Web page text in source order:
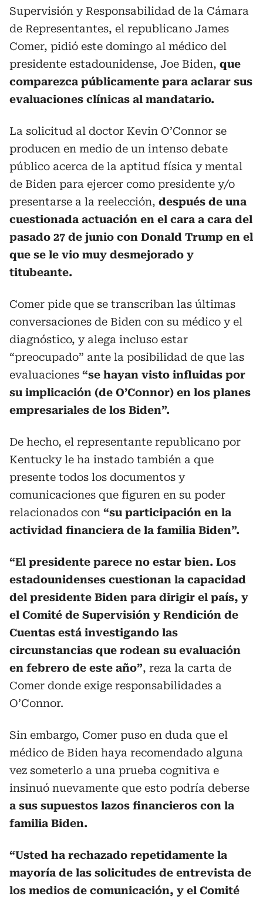
Supervisión y Responsabilidad de la Cámara
de Representantes, el republicano James
Comer, pidió este domingo al médico del
presidente estadounidense, Joe Biden, que
comparezca públicamente para aclarar sus
evaluaciones clínicas al mandatario.
La solicitud al doctor Kevin O’Connor se
producen en medio de un intenso debate
público acerca de la aptitud física y mental
de Biden para ejercer como presidente y/o
presentarse a la reelección, después de una
cuestionada actuación en el cara a cara del
pasado 27 de junio con Donald Trump en el
que se le vio muy desmejorado y
titubeante.
Comer pide que se transcriban las últimas
conversaciones de Biden con su médico y el
diagnóstico, y alega incluso estar
“preocupado” ante la posibilidad de que las
evaluaciones “se hayan visto influidas por
su implicación (de O’Connor) en los planes
empresariales de los Biden”.
De hecho, el representante republicano por
Kentucky le ha instado también a que
presente todos los documentos y
comunicaciones que figuren en su poder
relacionados con “su participación en la
actividad financiera de la familia Biden”.
“El presidente parece no estar bien. Los
estadounidenses cuestionan la capacidad
del presidente Biden para dirigir el país, y
el Comité de Supervisión y Rendición de
Cuentas está investigando las
circunstancias que rodean su evaluación
en febrero de este año”, reza la carta de
Comer donde exige responsabilidades a
O’Connor.
Sin embargo, Comer puso en duda que el
médico de Biden haya recomendado alguna
vez someterlo a una prueba cognitiva e
insinuó nuevamente que esto podría deberse
a sus supuestos lazos financieros con la
familia Biden.
“Usted ha rechazado repetidamente la
mayoría de las solicitudes de entrevista de
los medios de comunicación, y el Comité